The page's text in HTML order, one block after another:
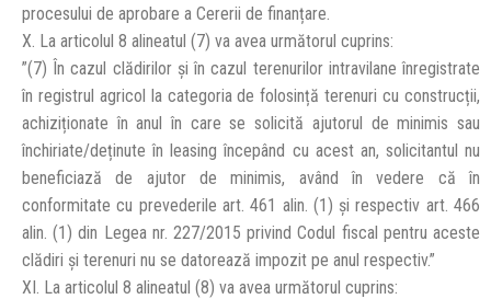
procesului de aprobare a Cererii de finanțare.
X. La articolul 8 alineatul (7) va avea următorul cuprins:
”(7) În cazul clădirilor și în cazul terenurilor intravilane înregistrate
în registrul agricol la categoria de folosință terenuri cu construcții,
achiziționate în anul în care se solicită ajutorul de minimis sau
închiriate/deținute în leasing începând cu acest an, solicitantul nu
beneficiază de ajutor de minimis, având în vedere că în
conformitate cu prevederile art. 461 alin. (1) și respectiv art. 466
alin. (1) din Legea nr. 227/2015 privind Codul fiscal pentru aceste
clădiri și terenuri nu se datorează impozit pe anul respectiv.”
XI. La articolul 8 alineatul (8) va avea următorul cuprins: